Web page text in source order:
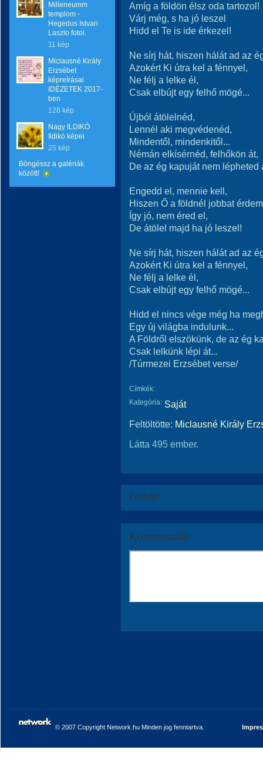
Milleneumm
templom -
Hegedus Istvan
Laszlo fotoi.
11 kép
Miclausné Király
Erzsébet
képreírásai
IDÉZETEK 2017-
ben
128 kép
Nagy ILDIKÓ
Ildikó képei
25 kép
Böngéssz a galériák
között!
Amíg a földön élsz oda tartozol!
Várj még, s ha jó leszel
Hidd el Te is ide érkezel!
Ne sírj hát, hiszen hálát ad az
Azokért Ki útra kel a fénnyel,
Ne félj a lelke él,
Csak elbújt egy felhő mögé...
Újból átölelnéd,
Lennél aki megvédenéd,
Mindentől, mindenkitől...
Némán elkísérnéd, felhőkön át,
De az ég kapuját nem lépheted
Engedd el, mennie kell,
Hiszen Ő a földnél jobbat
Így jó, nem éred el,
De átölel majd ha jó leszel!
Ne sírj hát, hiszen hálát ad az
Azokért Ki útra kel a fénnyel,
Ne félj a lelke él,
Csak elbújt egy felhő mögé...
Hidd el nincs vége még ha
Egy új világba indulunk...
A Földről elszökünk, de az ég
Csak lelkünk lépi át...
/Túrmezei Erzsébet verse/
Címkék:
Kategória: Saját
Feltöltötte: Miclausné Király
Látta 495 ember.
Értékeld!
Kommentáld!
© 2007 Copyright Network.hu Minden jog fenntartva.